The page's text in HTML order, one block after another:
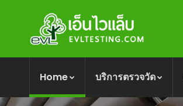
Home บริการตรวจวัด